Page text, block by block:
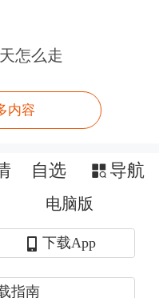
已经成为百度
。
度AI业务主要分
础设施、AI应
设施仍是拉动增
，百度智能云基
比增长79%，其
怎么走
内容
自选 导航
电脑版
下载App
指南